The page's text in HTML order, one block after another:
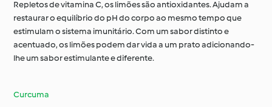
Repletos de vitamina C, os limões são antioxidantes. Ajudam a
restaurar o equilíbrio do pH do corpo ao mesmo tempo que
estimulam o sistema imunitário. Com um sabor distinto e
acentuado, os limões podem dar vida a um prato adicionando-
lhe um sabor estimulante e diferente.
Curcuma